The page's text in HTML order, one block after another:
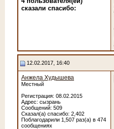
сказали cпасибо:
12.02.2017, 16:40
Анжела Худышева
Местный
Регистрация: 08.02.2015
Адрес: сызрань
Сообщений: 509
Сказал(а) спасибо: 2,402
Поблагодарили 1,507 раз(а) в 474
сообщениях